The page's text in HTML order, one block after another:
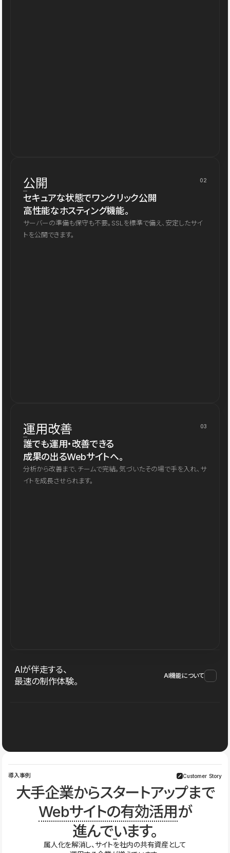
公開 02
セキュアな状態でワンクリック公開
高性能なホスティング機能。
サーバーの準備も保守も不要。SSLを標準で備え、安定したサイ
トを公開できます。
運用改善 03
誰でも運用・改善できる
成果の出るWebサイトへ。
分析から改善まで、チームで完結。気づいたその場で手を入れ、サ
イトを成長させられます。
AIが伴走する、
最速の制作体験。
AI機能について
導入事例 Customer Story
大手企業からスタートアップまで
Webサイトの有効活用が
進んでいます。
属人化を解消し、サイトを社内の共有資産として